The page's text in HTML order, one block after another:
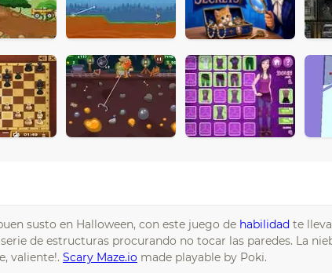
susto en Halloween, con este juego de habilidad te
de estructuras procurando no tocar las paredes. La
valiente!. Scary Maze.io made playable by Poki.